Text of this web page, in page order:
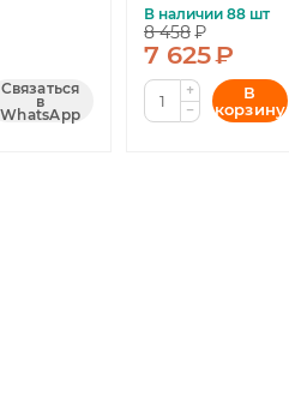
Связаться
в
WhatsApp
В наличии 88 шт
8 458₽
7 625₽
+
−
В
корзину